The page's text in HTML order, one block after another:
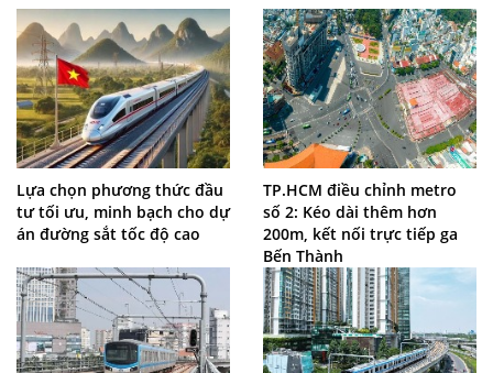
Lựa chọn phương thức đầu
tư tối ưu, minh bạch cho dự
án đường sắt tốc độ cao
TP.HCM điều chỉnh metro
số 2: Kéo dài thêm hơn
200m, kết nối trực tiếp ga
Bến Thành